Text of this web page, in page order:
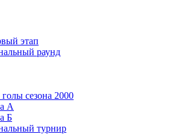
этап
раунд
сезона 2000
А
Б
турнир